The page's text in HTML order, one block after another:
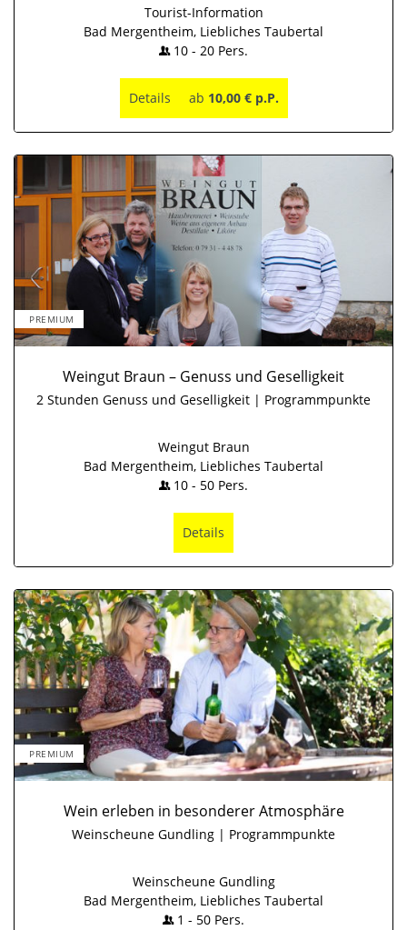
Tourist-Information
Bad Mergentheim, Liebliches Taubertal
10 - 20 Pers.
Details ab 10,00 € p.P.
PREMIUM
Weingut Braun – Genuss und Geselligkeit
2 Stunden Genuss und Geselligkeit | Programmpunkte
Weingut Braun
Bad Mergentheim, Liebliches Taubertal
10 - 50 Pers.
Details
PREMIUM
Wein erleben in besonderer Atmosphäre
Weinscheune Gundling | Programmpunkte
Weinscheune Gundling
Bad Mergentheim, Liebliches Taubertal
1 - 50 Pers.